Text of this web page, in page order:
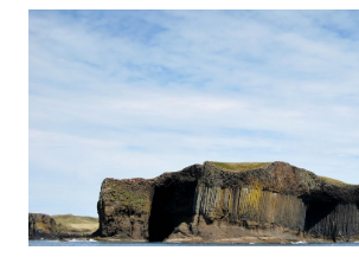
Visita:Iona, Mull & the Isle of Skye 5 day